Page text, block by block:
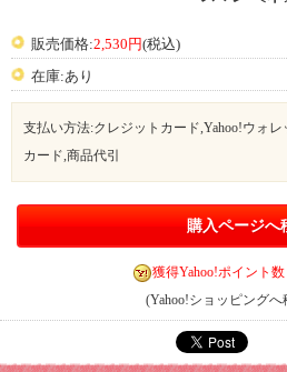
販売価格:2,530円(税込)
在庫:あり
支払い方法:クレジットカード,Yahoo!ウォ
カード,商品代引
購入ページへ
獲得Yahoo!ポイント数
(Yahoo!ショッピング